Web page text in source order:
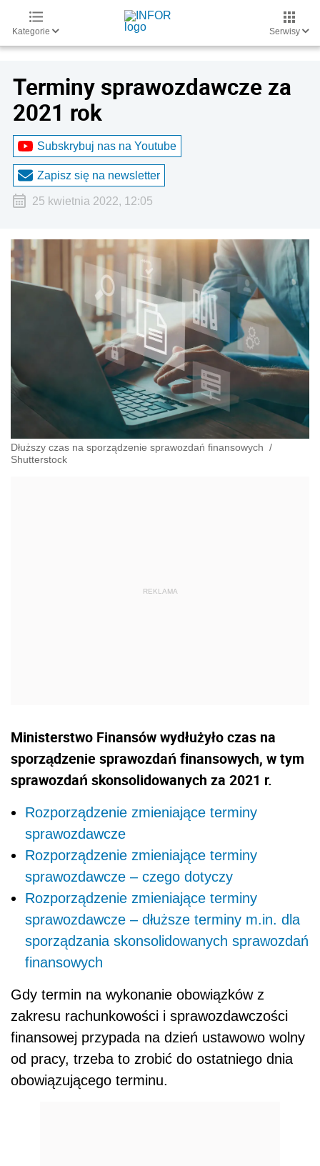
Kategorie Serwisy
Terminy sprawozdawcze za
2021 rok
Subskrybuj nas na Youtube
Zapisz się na newsletter
25 kwietnia 2022, 12:05
Dłuższy czas na sporządzenie sprawozdań finansowych /
Shutterstock
Ministerstwo Finansów wydłużyło czas na
sporządzenie sprawozdań finansowych, w tym
sprawozdań skonsolidowanych za 2021 r.
Rozporządzenie zmieniające terminy
sprawozdawcze
Rozporządzenie zmieniające terminy
sprawozdawcze – czego dotyczy
Rozporządzenie zmieniające terminy
sprawozdawcze – dłuższe terminy m.in. dla
sporządzania skonsolidowanych sprawozdań
finansowych
Gdy termin na wykonanie obowiązków z
zakresu rachunkowości i sprawozdawczości
finansowej przypada na dzień ustawowo wolny
od pracy, trzeba to zrobić do ostatniego dnia
obowiązującego terminu.